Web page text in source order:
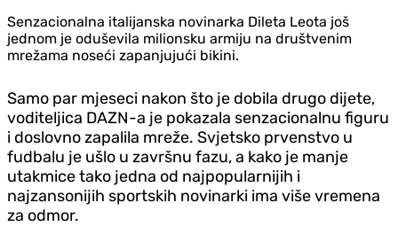
Senzacionalna italijanska novinarka Dileta Leota još
jednom je oduševila milionsku armiju na društvenim
mrežama noseći zapanjujući bikini.
Samo par mjeseci nakon što je dobila drugo dijete,
voditeljica DAZN-a je pokazala senzacionalnu figuru
i doslovno zapalila mreže. Svjetsko prvenstvo u
fudbalu je ušlo u završnu fazu, a kako je manje
utakmice tako jedna od najpopularnijih i
najzansonijih sportskih novinarki ima više vremena
za odmor.